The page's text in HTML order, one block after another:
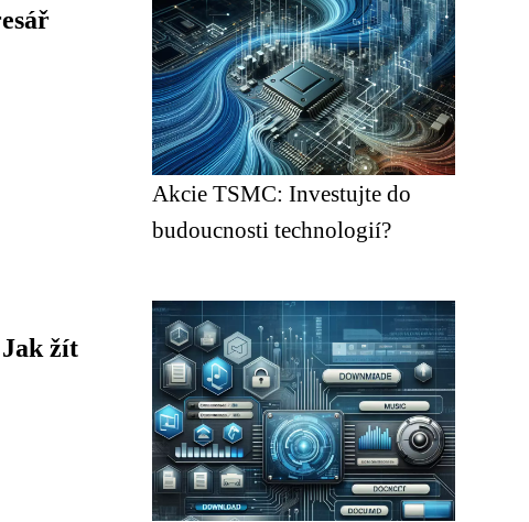
žít
Akcie TSMC: Investujte do
budoucnosti technologií?